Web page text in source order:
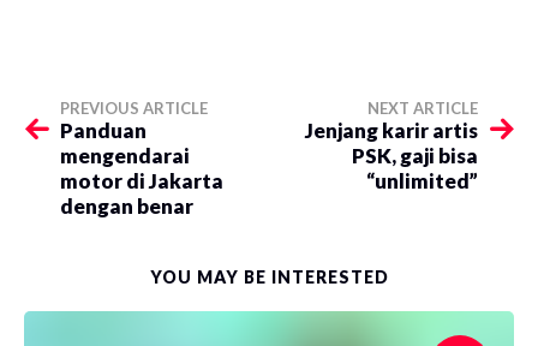
PREVIOUS ARTICLE
​Panduan
mengendarai
motor di Jakarta
dengan benar
NEXT ARTICLE
​Jenjang karir artis
PSK, gaji bisa
“unlimited”
YOU MAY BE INTERESTED